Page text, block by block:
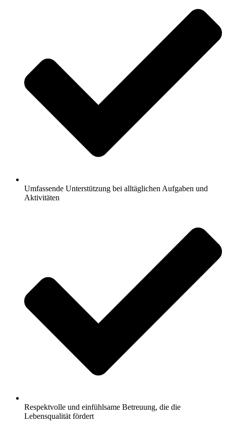
Umfassende Unterstützung bei alltäglichen Aufgaben und
Aktivitäten
Respektvolle und einfühlsame Betreuung, die die
Lebensqualität fördert